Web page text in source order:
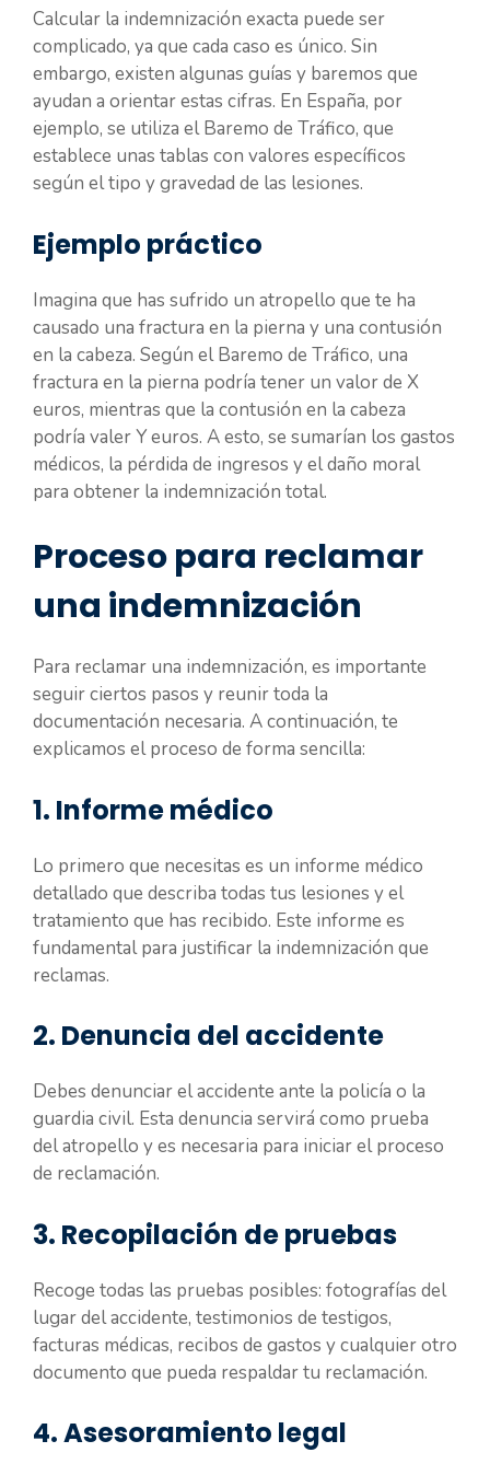
Calcular la indemnización exacta puede ser
complicado, ya que cada caso es único. Sin
embargo, existen algunas guías y baremos que
ayudan a orientar estas cifras. En España, por
ejemplo, se utiliza el Baremo de Tráfico, que
establece unas tablas con valores específicos
según el tipo y gravedad de las lesiones.
Ejemplo práctico
Imagina que has sufrido un atropello que te ha
causado una fractura en la pierna y una contusión
en la cabeza. Según el Baremo de Tráfico, una
fractura en la pierna podría tener un valor de X
euros, mientras que la contusión en la cabeza
podría valer Y euros. A esto, se sumarían los gastos
médicos, la pérdida de ingresos y el daño moral
para obtener la indemnización total.
Proceso para reclamar
una indemnización
Para reclamar una indemnización, es importante
seguir ciertos pasos y reunir toda la
documentación necesaria. A continuación, te
explicamos el proceso de forma sencilla:
1. Informe médico
Lo primero que necesitas es un informe médico
detallado que describa todas tus lesiones y el
tratamiento que has recibido. Este informe es
fundamental para justificar la indemnización que
reclamas.
2. Denuncia del accidente
Debes denunciar el accidente ante la policía o la
guardia civil. Esta denuncia servirá como prueba
del atropello y es necesaria para iniciar el proceso
de reclamación.
3. Recopilación de pruebas
Recoge todas las pruebas posibles: fotografías del
lugar del accidente, testimonios de testigos,
facturas médicas, recibos de gastos y cualquier otro
documento que pueda respaldar tu reclamación.
4. Asesoramiento legal